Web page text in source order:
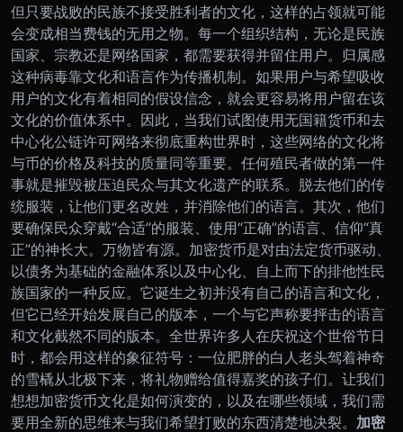
但只要战败的民族不接受胜利者的文化，这样的占领就可能
会变成相当费钱的无用之物。 每一个组织结构，无论是民族
国家、宗教还是网络国家，都需要获得并留住用户。归属感
这种病毒靠文化和语言作为传播机制。如果用户与希望吸收
用户的文化有着相同的假设信念，就会更容易将用户留在该
文化的价值体系中。因此，当我们试图使用无国籍货币和去
中心化公链许可网络来彻底重构世界时，这些网络的文化将
与币的价格及科技的质量同等重要。 任何殖民者做的第一件
事就是摧毁被压迫民众与其文化遗产的联系。脱去他们的传
统服装，让他们更名改姓，并消除他们的语言。其次，他们
要确保民众穿戴“合适”的服装、使用“正确”的语言、信仰“真
正”的神长大。 万物皆有源。加密货币是对由法定货币驱动、
以债务为基础的金融体系以及中心化、自上而下的排他性民
族国家的一种反应。它诞生之初并没有自己的语言和文化，
但它已经开始发展自己的版本，一个与它声称要抨击的语言
和文化截然不同的版本。 全世界许多人在庆祝这个世俗节日
时，都会用这样的象征符号：一位肥胖的白人老头驾着神奇
的雪橇从北极下来，将礼物赠给值得嘉奖的孩子们。让我们
想想加密货币文化是如何演变的，以及在哪些领域，我们需
要用全新的思维来与我们希望打败的东西清楚地决裂。 加密